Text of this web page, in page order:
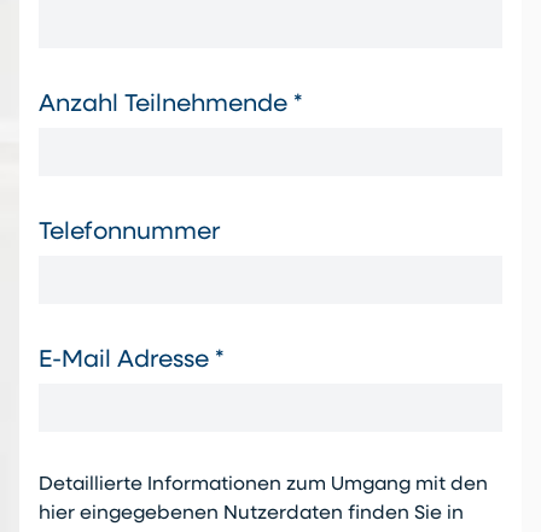
Anzahl Teilnehmende *
Telefonnummer
E-Mail Adresse *
Detaillierte Informationen zum Umgang mit den
hier eingegebenen Nutzerdaten finden Sie in